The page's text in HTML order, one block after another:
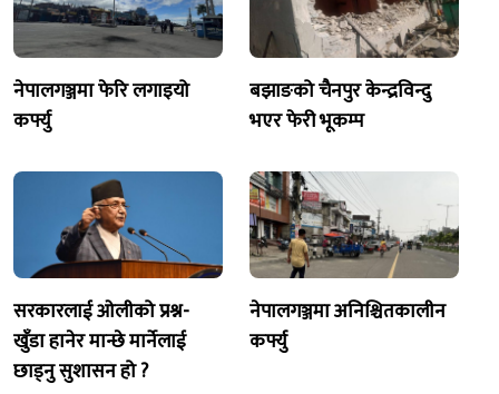
नेपालगञ्जमा फेरि लगाइयो
कर्फ्यु
बझाङको चैनपुर केन्द्रविन्दु
भएर फेरी भूकम्प
सरकारलाई ओलीको प्रश्न-
खुँडा हानेर मान्छे मार्नेलाई
छाड्नु सुशासन हो ?
नेपालगञ्जमा अनिश्चितकालीन
कर्फ्यु